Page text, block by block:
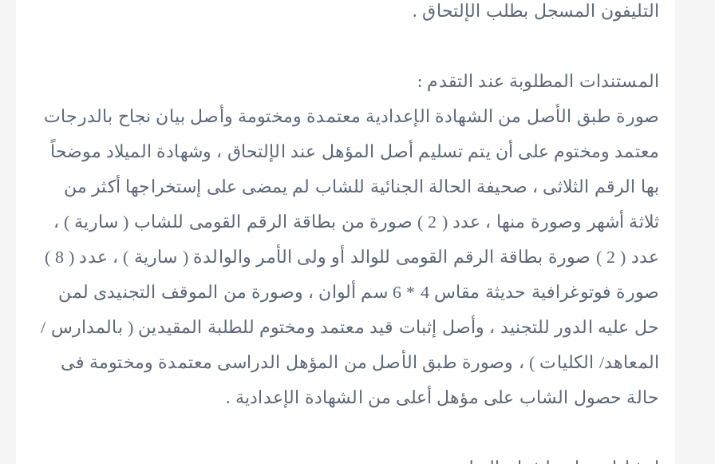
التليفون المسجل بطلب الإلتحاق .
المستندات المطلوبة عند التقدم :
صورة طبق الأصل من الشهادة الإعدادية معتمدة ومختومة وأصل بيان نجاح بالدرجات
معتمد ومختوم على أن يتم تسليم أصل المؤهل عند الإلتحاق ، وشهادة الميلاد موضحاً
بها الرقم الثلاثى ، صحيفة الحالة الجنائية للشاب لم يمضى على إستخراجها أكثر من
ثلاثة أشهر وصورة منها ، عدد ( 2 ) صورة من بطاقة الرقم القومى للشاب ( سارية ) ،
عدد ( 2 ) صورة بطاقة الرقم القومى للوالد أو ولى الأمر والوالدة ( سارية ) ، عدد ( 8 )
صورة فوتوغرافية حديثة مقاس 4 * 6 سم ألوان ، وصورة من الموقف التجنيدى لمن
حل عليه الدور للتجنيد ، وأصل إثبات قيد معتمد ومختوم للطلبة المقيدين ( بالمدارس /
المعاهد/ الكليات ) ، وصورة طبق الأصل من المؤهل الدراسى معتمدة ومختومة فى
حالة حصول الشاب على مؤهل أعلى من الشهادة الإعدادية .